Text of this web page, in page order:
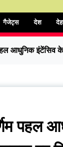
गैजेट्स देश
पहल आधुनिक